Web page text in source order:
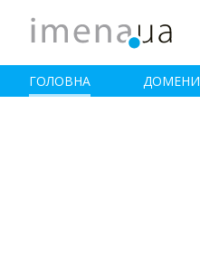
ГОЛОВНА ДОМЕНИ